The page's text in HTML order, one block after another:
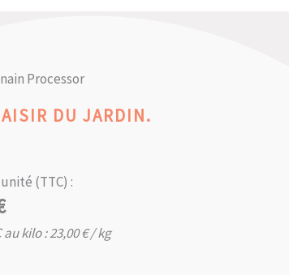
Processor
DU JARDIN.
(TTC) :
au kilo :23,00€/ kg